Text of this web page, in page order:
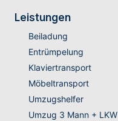
Leistungen
Beiladung
Entrümpelung
Klaviertransport
Möbeltransport
Umzugshelfer
Umzug 3 Mann + LKW